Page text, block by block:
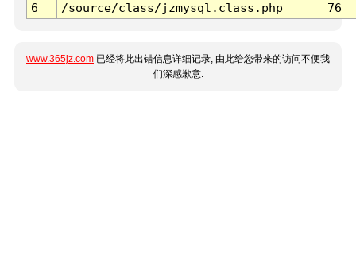
6
/source/class/jzmysql.class.php 76
www.365jz.com 已经将此出错信息详细记录, 由此给您带来的访问不便我
们深感歉意.